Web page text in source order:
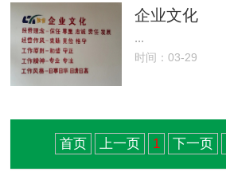
企业文化
...
时间：03-29
首页 上一页 1 下一页